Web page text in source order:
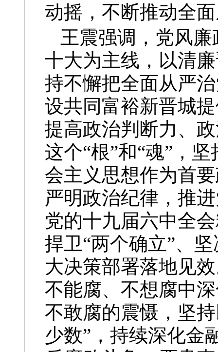
动摇，不断推动全
王震强调，党风
十大为主线，以清
持不懈把全面从严
设共同富裕新晋城
提高政治判断力、
这个“根”和“魂”，
会主义思想作为首
严明政治纪律，推
党的十九届六中全
捍卫“两个确立”、
大决策部署落地见
不能腐、不想腐中
不敢腐的震慑，坚
少数”，持续深化金